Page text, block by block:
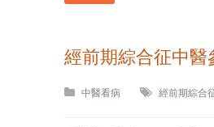
經前期綜合征中醫
中醫看病 經前期綜合